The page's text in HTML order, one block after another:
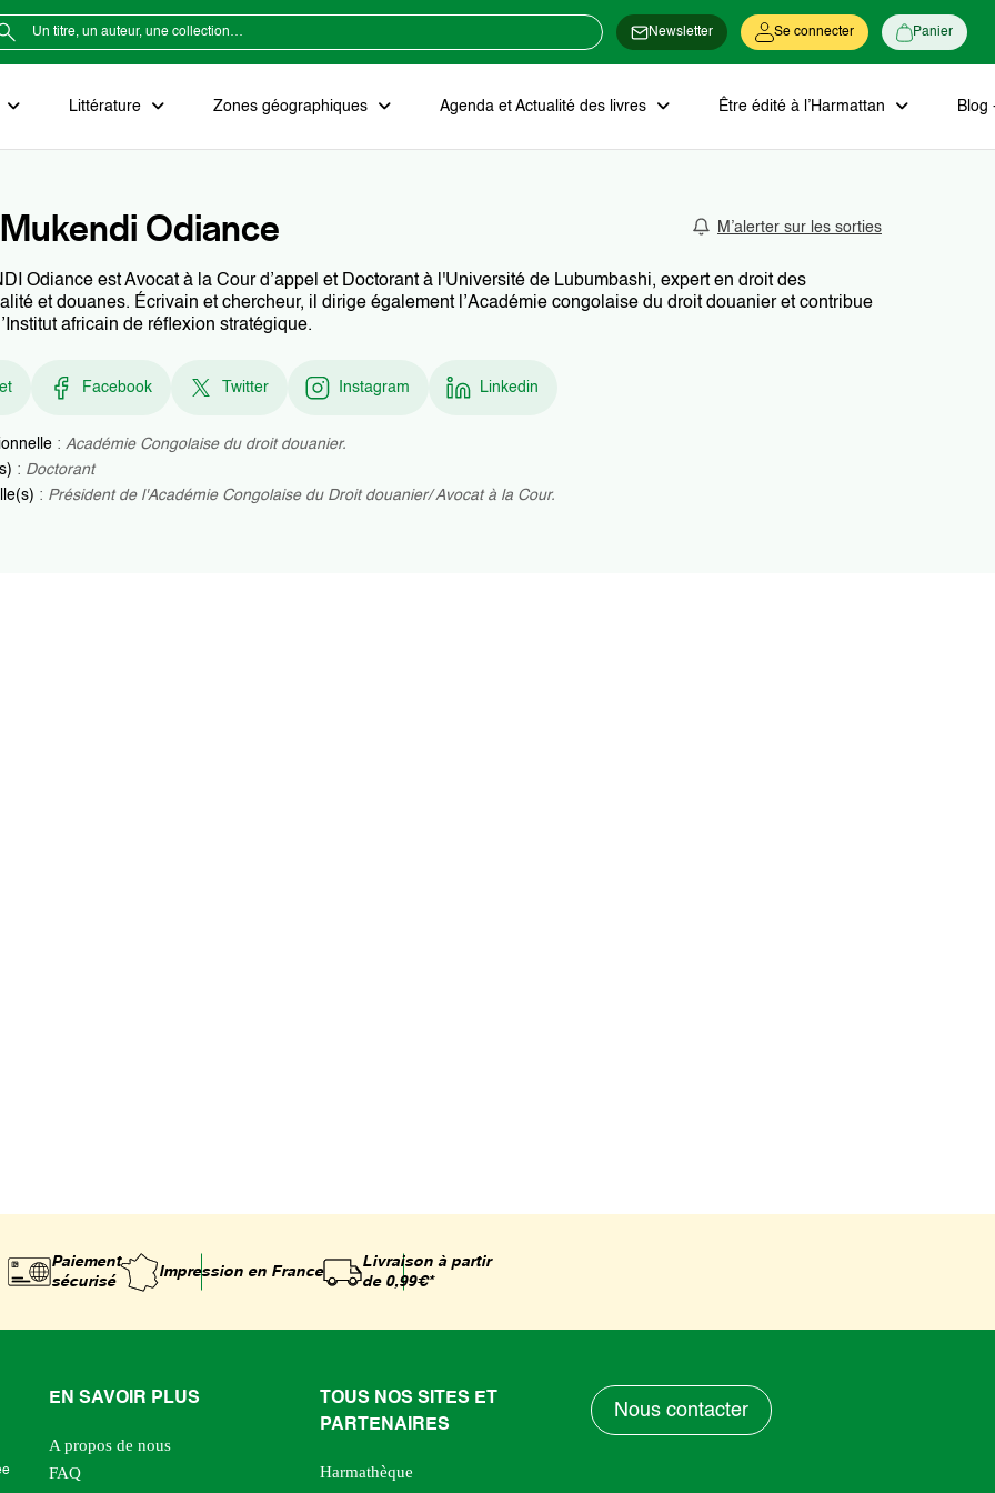
Newsletter Se connecter Panier
Littérature Zones géographiques Agenda et Actualité des livres Être édité à l’Harmattan Blog
M’alerter sur les sorties
Odiance
Odiance est Avocat à la Cour d’appel et Doctorant à l'Université de Lubumbashi, expert en droit des
et douanes. Écrivain et chercheur, il dirige également l’Académie congolaise du droit douanier et contribue
africain de réflexion stratégique.
Facebook Twitter Instagram Linkedin
: Académie Congolaise du droit douanier.
: Doctorant
: Président de l'Académie Congolaise du Droit douanier/ Avocat à la Cour.
Paiement
sécurisé
Impression en France
Livraison à partir
de 0,99€*
EN SAVOIR PLUS
A propos de nous
FAQ
TOUS NOS SITES ET
PARTENAIRES
Harmathèque
Nous contacter